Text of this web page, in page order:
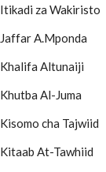
Itikadi za Wakiristo
Jaffar A.Mponda
Khalifa Altunaiji
Khutba Al-Juma
Kisomo cha Tajwiid
Kitaab At-Tawhiid